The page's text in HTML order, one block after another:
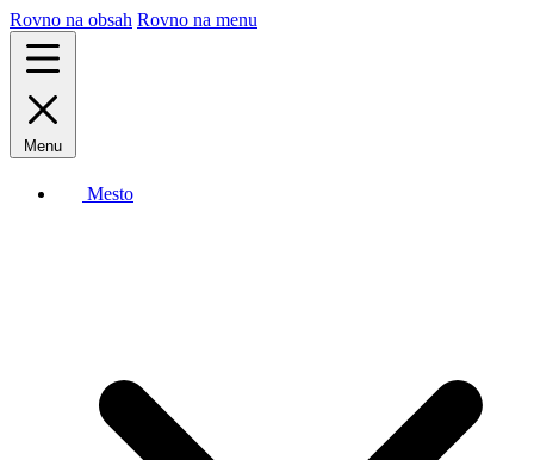
Rovno na obsah Rovno na menu
Menu
Mesto